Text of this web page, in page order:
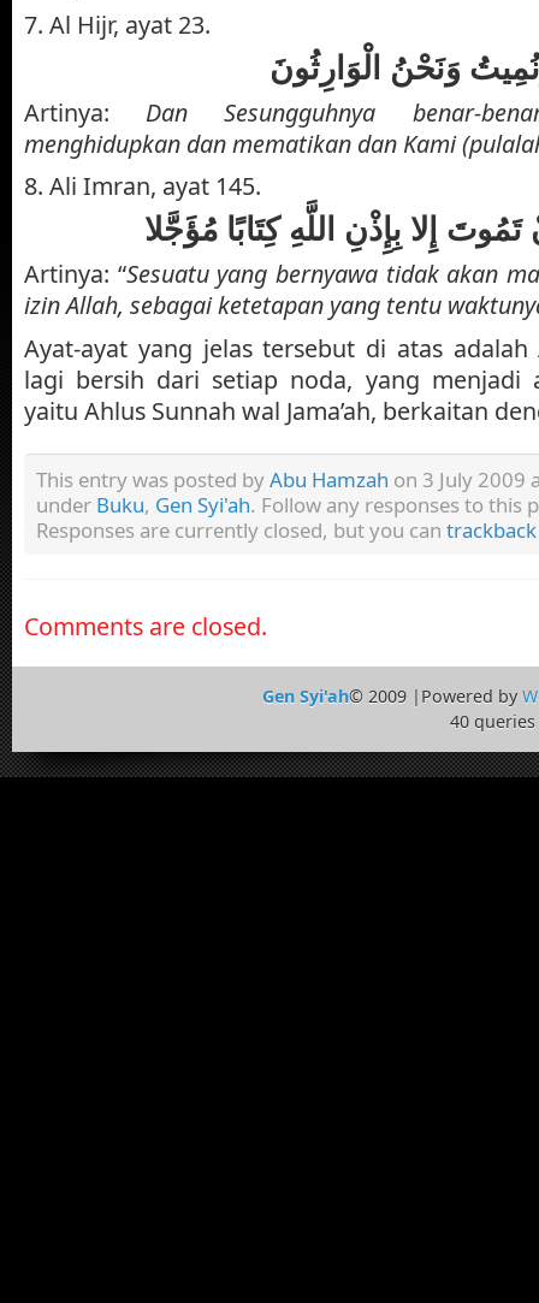
7. Al Hijr, ayat 23.
وَنَحْنُ الْوَارِثُونَ
Artinya: Dan Sesungguhnya benar-
menghidupkan dan mematikan dan Kami
8. Ali Imran, ayat 145.
إِلا بِإِذْنِ اللَّهِ كِتَابًا مُؤَجَّلا
Artinya: “Sesuatu yang bernyawa tidak akan
izin Allah, sebagai ketetapan yang tentu
Ayat-ayat yang jelas tersebut di atas
lagi bersih dari setiap noda, yang menjadi
yaitu Ahlus Sunnah wal Jama’ah, berkaitan
This entry was posted byAbu Hamzah on 3 July 2009
under Buku, Gen Syi'ah. Follow any responses to this
Responses are currently closed, but you can trackback
Comments are closed.
Gen Syi'ah© 2009 |Powered by
40 queries